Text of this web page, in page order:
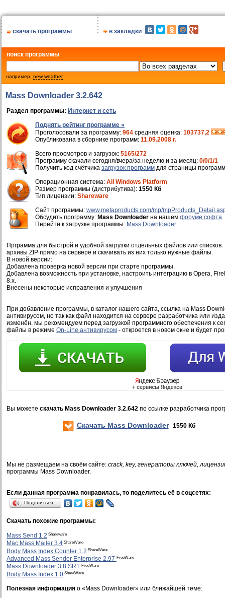
скачать программы в закладки
поиск программы
например: new weather
Mass Downloader 3.2.642
Раздел программы: Интернет и сеть
Поднять рейтинг программе »
Проголосовали за программу: 964 средняя оценка: 103737,2
Опубликована в сборнике программ: 11.09.2008 г.
Всего просмотров и загрузок: 5165/272
Программу скачали сегодня/вчера/за неделю и за месяц: 0/0/1/1
Получить код счётчика загрузок программ для страницы
Операционная система: All Windows Platform
Размер программы (дистрибутива): 1550 Кб
Тип лицензии: Shareware
Cайт программы: www.metaproducts.com/mp/
Обсудить программу: Mass Downloader на нашем форуме софта
Перейти к загрузке программы: Mass Downloader
Прграмма для быстрой и удобной загрузки отдельных файлов или
архивы ZIP прямо на сервере и скачивать из них только нужные файлы.
В новой версии:
Добавлена проверка новой версии при старте программы.
Добавлена возможность при установке, настроить интеграцию в Opera,
8.x.
Внесены некоторые исправления и улучшения
При добавление программы, в каталог нашего сайта, ссылка на Mass
антивирусом, но так как файл находится на сервере разработчика или
изменён, мы рекомендуем перед загрузкой программного обеспечения к
файлы в режиме On-Line антивирусом - откроется в новом окне и будет
Вы можете скачать Mass Downloader 3.2.642 по ссылке разработчика
Скачать Mass Downloader 1550 Кб
Мы не размещаем на своём сайте: crack, key, генераторы ключей,
программы Mass Downloader.
Если данная программа понравилась, то поделитесь её в соцсетях:
Поделиться…
Скачать похожие программы:
Mass Send 1.2 Shareware
Mac Mass Mailer 3.4 ShareWare
Body Mass Index Counter 1.2 ShareWare
Advanced Mass Sender Enterprise 2.97 FreeWare
Mass Downloader 3.8 SR1 FreeWare
Body Mass Index 1.0 ShareWare
Полезная информация о «Mass Downloader» или ближайшей теме: